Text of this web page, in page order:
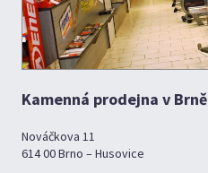
Kamenná prodejna v Brně
Nováčkova 11
614 00 Brno – Husovice